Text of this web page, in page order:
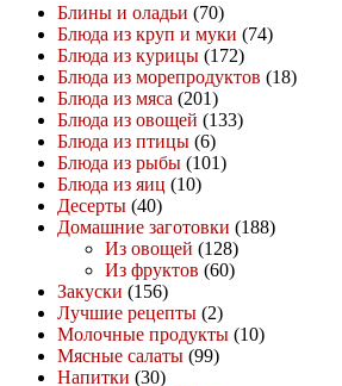
Блины и оладьи (70)
Блюда из круп и муки (74)
Блюда из курицы (172)
Блюда из морепродуктов (18)
Блюда из мяса (201)
Блюда из овощей (133)
Блюда из птицы (6)
Блюда из рыбы (101)
Блюда из яиц (10)
Десерты (40)
Домашние заготовки (188)
Из овощей (128)
Из фруктов (60)
Закуски (156)
Лучшие рецепты (2)
Молочные продукты (10)
Мясные салаты (99)
Напитки (30)